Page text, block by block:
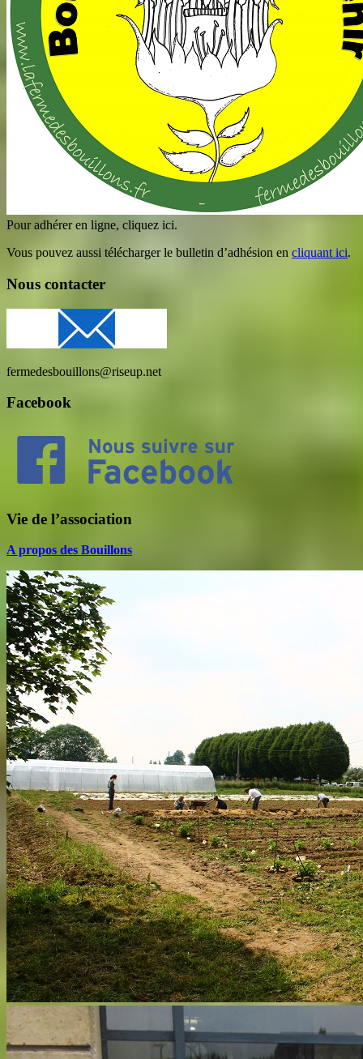
Pour adhérer en ligne, cliquez ici.
Vous pouvez aussi télécharger le bulletin d’adhésion en cliquant ici.
Nous contacter
fermedesbouillons@riseup.net
Facebook
Vie de l’association
A propos des Bouillons